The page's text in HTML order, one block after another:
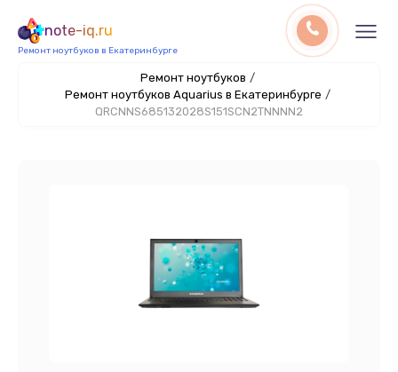
note-iq.ru
Ремонт ноутбуков в Екатеринбурге
Ремонт ноутбуков /
Ремонт ноутбуков Aquarius в Екатеринбурге /
QRCNNS685132028S151SCN2TNNNN2